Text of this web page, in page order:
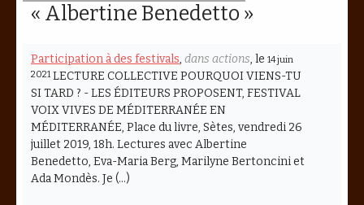
« Albertine Benedetto »
Participation à des festivals, dans actions, le 14 juin
2021LECTURE COLLECTIVE POURQUOI VIENS-TU
SI TARD ? - LES ÉDITEURS PROPOSENT, FESTIVAL
VOIX VIVES DE MÉDITERRANÉE EN
MÉDITERRANÉE, Place du livre, Sètes, vendredi 26
juillet 2019, 18h. Lectures avec Albertine
Benedetto, Eva-Maria Berg, Marilyne Bertoncini et
Ada Mondès. Je (…)